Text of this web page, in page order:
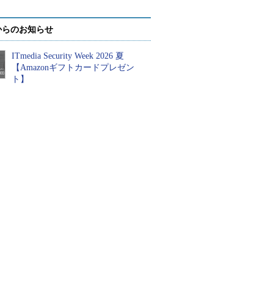
のお知らせ
ITmedia Security Week 2026 夏
【Amazonギフトカードプレゼン
ト】